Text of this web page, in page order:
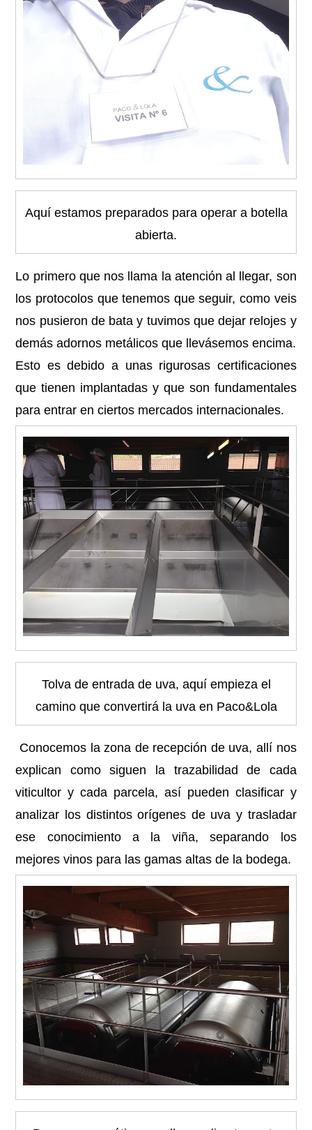
Aquí estamos preparados para operar a botella
abierta.
Lo primero que nos llama la atención al llegar, son
los protocolos que tenemos que seguir, como veis
nos pusieron de bata y tuvimos que dejar relojes y
demás adornos metálicos que llevásemos encima.
Esto es debido a unas rigurosas certificaciones
que tienen implantadas y que son fundamentales
para entrar en ciertos mercados internacionales.
Tolva de entrada de uva, aquí empieza el
camino que convertirá la uva en Paco&Lola
Conocemos la zona de recepción de uva, allí nos
explican como siguen la trazabilidad de cada
viticultor y cada parcela, así pueden clasificar y
analizar los distintos orígenes de uva y trasladar
ese conocimiento a la viña, separando los
mejores vinos para las gamas altas de la bodega.